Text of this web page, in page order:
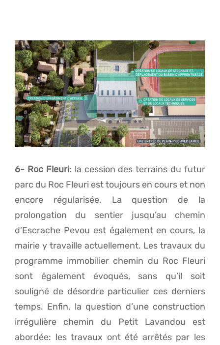
6- Roc Fleuri: la cession des terrains du futur
parc du Roc Fleuri est toujours en cours et non
encore régularisée. La question de la
prolongation du sentier jusqu’au chemin
d’Escrache Pevou est également en cours, la
mairie y travaille actuellement. Les travaux du
programme immobilier chemin du Roc Fleuri
sont également évoqués, sans qu’il soit
souligné de désordre particulier ces derniers
temps. Enfin, la question d’une construction
irrégulière chemin du Petit Lavandou est
abordée: les travaux ont été arrêtés par les